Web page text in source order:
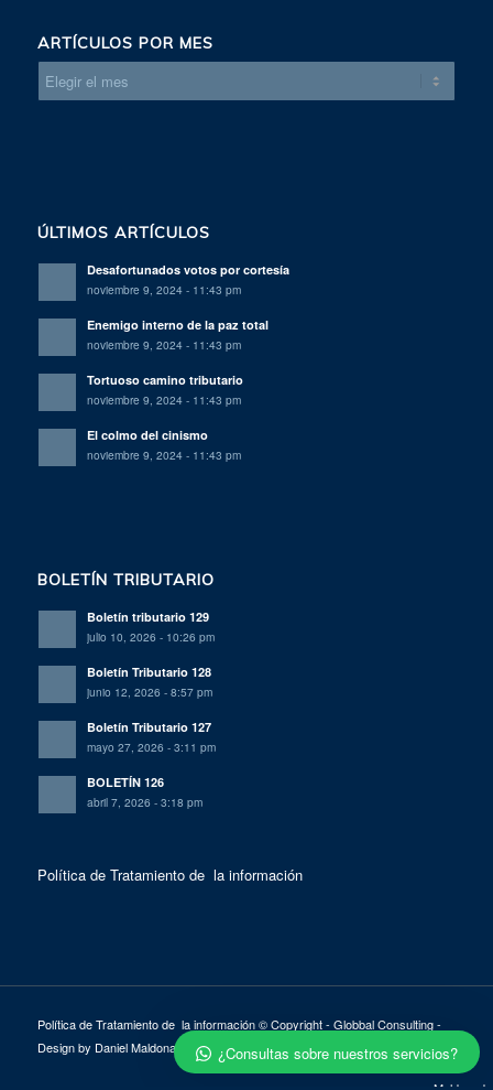
ARTÍCULOS POR MES
ÚLTIMOS ARTÍCULOS
Desafortunados votos por cortesía
noviembre 9, 2024 - 11:43 pm
Enemigo interno de la paz total
noviembre 9, 2024 - 11:43 pm
Tortuoso camino tributario
noviembre 9, 2024 - 11:43 pm
El colmo del cinismo
noviembre 9, 2024 - 11:43 pm
BOLETÍN TRIBUTARIO
Boletín tributario 129
julio 10, 2026 - 10:26 pm
Boletín Tributario 128
junio 12, 2026 - 8:57 pm
Boletín Tributario 127
mayo 27, 2026 - 3:11 pm
BOLETÍN 126
abril 7, 2026 - 3:18 pm
Política de Tratamiento de la información
Política de Tratamiento de la información© Copyright - Globbal Consulting -
Design by Daniel Maldonado
¿Consultas sobre nuestros servicios?